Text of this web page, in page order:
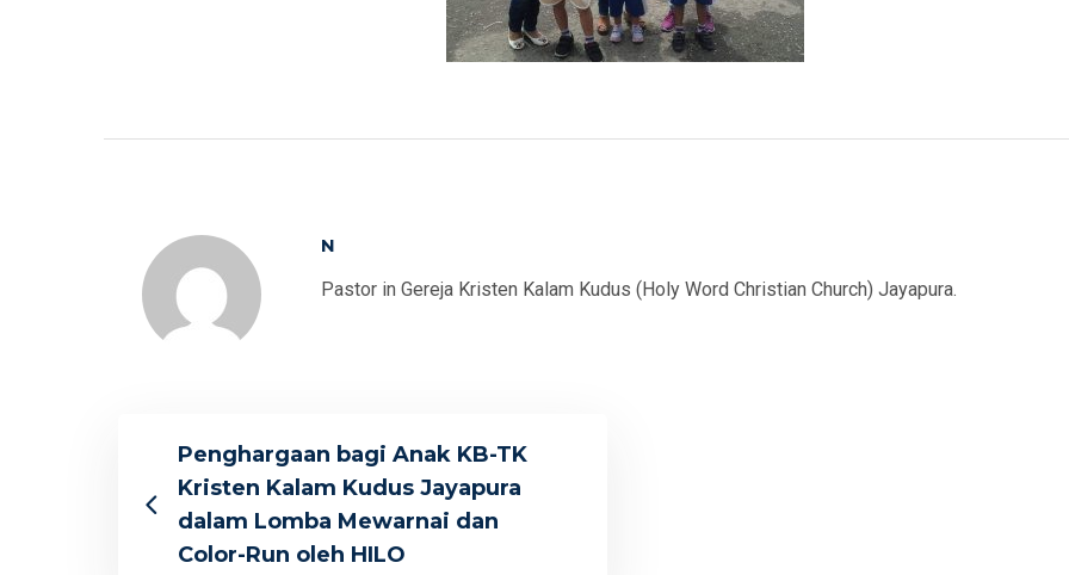
N
Pastor in Gereja Kristen Kalam Kudus (Holy Word Christian Church) Jayapura.
Penghargaan bagi Anak KB-TK
Kristen Kalam Kudus Jayapura
dalam Lomba Mewarnai dan
Color-Run oleh HILO